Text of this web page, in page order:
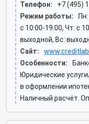
Телефон:
+7 (495)
Режим работы:
c 10:00-19:00, Чт: c
выходной, Вс:
Сайт:
Особенности:
Юридические
в оформлении
Наличный расчёт.